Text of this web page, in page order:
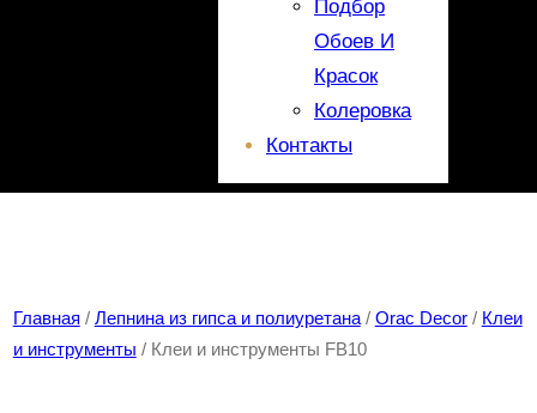
Подбор
Обоев И
Красок
Колеровка
Контакты
Главная / Лепнина из гипса и полиуретана/ Orac Decor/ Клеи
и инструменты / Клеи и инструменты FB10